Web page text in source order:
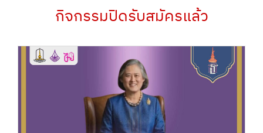
กิจกรรมปิดรับสมัครแล้ว